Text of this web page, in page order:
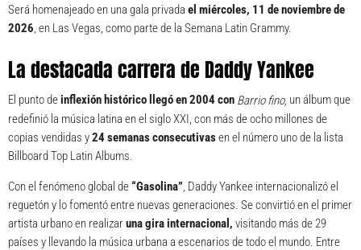
Será homenajeado en una gala privada el miércoles, 11 de noviembre de
2026, en Las Vegas, como parte de la Semana Latin Grammy.
La destacada carrera de Daddy Yankee
El punto deinflexión histórico llegó en 2004 con Barrio fino, un álbum que
redefinió la música latina en el siglo XXI, con más de ocho millones de
copias vendidas y24 semanas consecutivasen el número uno de la lista
Billboard Top Latin Albums.
Con el fenómeno global de“Gasolina” , Daddy Yankee internacionalizó el
reguetón y lo fomentó entre nuevas generaciones. Se convirtió en el primer
artista urbano en realizaruna gira internacional, visitando más de 29
países y llevando la música urbana a escenarios de todo el mundo. Entre